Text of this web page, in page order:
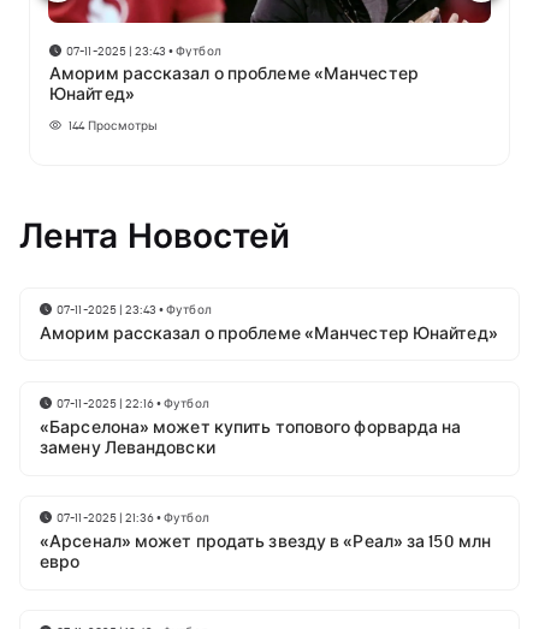
07-11-2025 | 23:43 •Футбол
Аморим рассказал о проблеме «Манчестер
Юнайтед»
144 Просмотры
Лента Новостей
07-11-2025 | 23:43 •Футбол
Аморим рассказал о проблеме «Манчестер Юнайтед»
07-11-2025 | 22:16•Футбол
«Барселона» может купить топового форварда на
замену Левандовски
07-11-2025 | 21:36•Футбол
«Арсенал» может продать звезду в «Реал» за 150 млн
евро